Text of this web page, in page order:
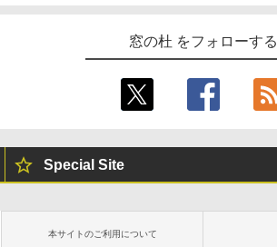
窓の杜 をフォローする
Special Site
本サイトのご利用について